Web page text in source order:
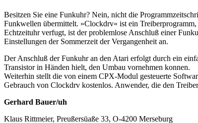
Besitzen Sie eine Funkuhr? Nein, nicht die
Funkwellen übermittelt. »Clockdrv« ist ein
Echtzeituhr verfugt, ist der problemlose Anschluß einer
Einstellungen der Sommerzeit der Vergangenheit an.
Der Anschluß der Funkuhr an den Atari erfolgt durch ein
Transistor in Händen hielt, den Umbau vornehmen konnen.
Weiterhin stellt die von einem CPX-Modul gesteuerte
Gebrauch von Clockdrv kostenlos. Anwender, die den
Gerhard Bauer/uh
Klaus Rittmeier, Preußersüaße 33, O-4200 Merseburg